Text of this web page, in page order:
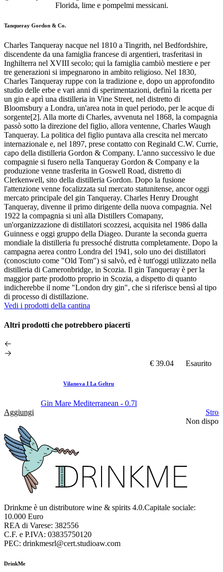
Florida, lime e pompelmi messicani.
Tanqueray Gordon & Co.
Charles Tanqueray nacque nel 1810 a Tingrith, nel Bedfordshire,
discendente da una famiglia francese di argentieri, trasferitasi in
Inghilterra nel XVIII secolo; qui la famiglia cambiò mestiere e per
tre generazioni si impegnarono in ambito religioso. Nel 1830,
Charles Tanqueray ruppe con la tradizione e, dopo un approfondito
studio delle erbe e vari anni di sperimentazioni, definì la ricetta per
un gin e aprì una distilleria in Vine Street, nel distretto di
Bloomsbury a Londra, un'area nota in quel periodo, per le acque di
sorgente[2]. Alla morte di Charles, avvenuta nel 1868, la compagnia
passò sotto la direzione del figlio, allora ventenne, Charles Waugh
Tanqueray. La politica del figlio puntava alla crescita nel mercato
internazionale e, nel 1897, prese contatto con Reginald C.W. Currie,
capo della distilleria Gordon & Company. L'anno successivo le due
compagnie si fusero nella Tanqueray Gordon & Company e la
produzione venne trasferita in Goswell Road, distretto di
Clerkenwell, sito della distilleria Gordon. Dopo la fusione
l'attenzione venne focalizzata sul mercato statunitense, ancor oggi
mercato principale del gin Tanqueray. Charles Henry Drought
Tanqueray, divenne il primo dirigente della nuova compagnia. Nel
1922 la compagnia si unì alla Distillers Comapany,
un'organizzazione di distillatori scozzesi, acquisita nel 1986 dalla
Guinness e oggi gruppo della Diageo. Durante la seconda guerra
mondiale la distilleria fu pressoché distrutta completamente. Dopo la
campagna aerea contro Londra del 1941, solo uno dei distillatori
(conosciuto come "Old Tom") si salvò, ed è tutt'oggi utilizzato nella
distilleria di Cameronbridge, in Scozia. Il gin Tanqueray è per la
maggior parte prodotto proprio in Scozia, a dispetto di quanto
indicherebbe il nome "London dry gin", che si riferisce bensì al tipo
di processo di distillazione.
Vedi i prodotti della cantina
Altri prodotti che potrebbero piacerti
€ 39.04
Vilanova I La Geltru
Gin Mare Mediterranean - 0.7l
Aggiungi
Esaurito
Non
Drinkme è un distributore wine & spirits 4.0.Capitale sociale:
10.000 Euro
REA di Varese: 382556
C.F. e P.IVA: 03835750120
PEC: drinkmesrl@cert.studioaw.com
DrinkMe